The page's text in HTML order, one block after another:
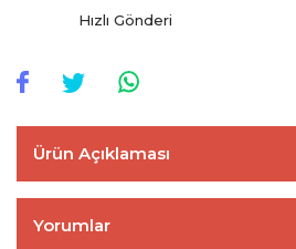
Hızlı Gönderi
Ürün Açıklaması
Yorumlar